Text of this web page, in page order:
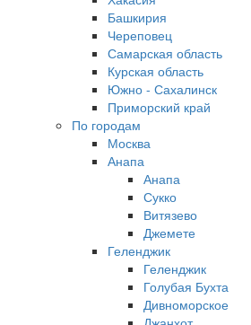
Башкирия
Череповец
Самарская область
Курская область
Южно - Сахалинск
Приморский край
По городам
Москва
Анапа
Анапа
Сукко
Витязево
Джемете
Геленджик
Геленджик
Голубая Бухта
Дивноморское